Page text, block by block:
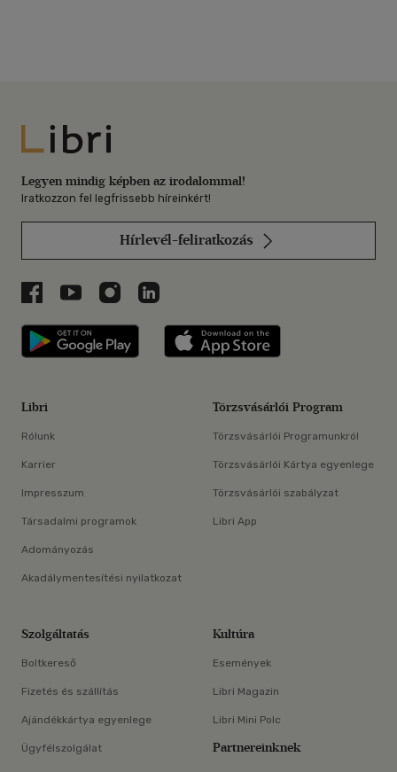
Libri
Legyen mindig képben az irodalommal!
Iratkozzon fel legfrissebb híreinkért!
Hírlevél-feliratkozás
Libri a Facebookon
Libri a Youtube-on
Libri az Instagramon
Libri a LinkedInen
Libri applikáció Szerezd meg: Google
Libri
Rólunk
Karrier
Impresszum
Társadalmi programok
Adományozás
Akadálymentesítési nyilatkozat
Törzsvásárlói Program
Törzsvásárlói Programunkról
Törzsvásárlói Kártya egyenlege
Törzsvásárlói szabályzat
Libri App
Szolgáltatás
Boltkereső
Fizetés és szállítás
Ajándékkártya egyenlege
Ügyfélszolgálat
Kultúra
Események
Libri Magazin
Libri Mini Polc
Partnereinknek